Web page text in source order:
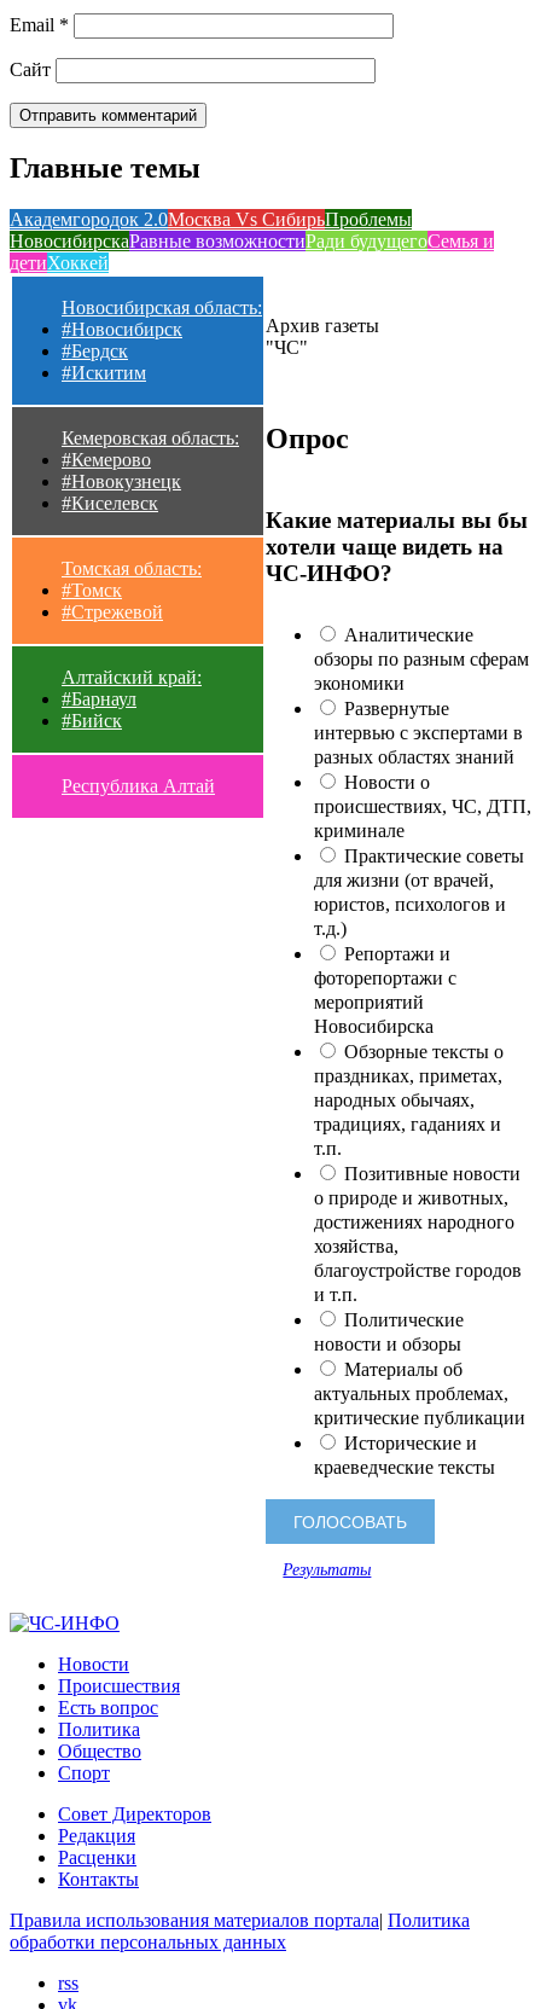
Email *
Сайт
Главные темы
Академгородок 2.0Москва Vs СибирьПроблемы
НовосибирскаРавные возможностиРади будущегоСемья и
детиХоккей
Новосибирская область:
#Новосибирск
#Бердск
#Искитим
Кемеровская область:
#Кемерово
#Новокузнецк
#Киселевск
Томская область:
#Томск
#Стрежевой
Алтайский край:
#Барнаул
#Бийск
Республика Алтай
Архив газеты
"ЧС"
Опрос
Какие материалы вы бы
хотели чаще видеть на
ЧС-ИНФО?
Аналитические
обзоры по разным сферам
экономики
Развернутые
интервью с экспертами в
разных областях знаний
Новости о
происшествиях, ЧС, ДТП,
криминале
Практические советы
для жизни (от врачей,
юристов, психологов и
т.д.)
Репортажи и
фоторепортажи с
мероприятий
Новосибирска
Обзорные тексты о
праздниках, приметах,
народных обычаях,
традициях, гаданиях и
т.п.
Позитивные новости
о природе и животных,
достижениях народного
хозяйства,
благоустройстве городов
и т.п.
Политические
новости и обзоры
Материалы об
актуальных проблемах,
критические публикации
Исторические и
краеведческие тексты
Результаты
Новости
Происшествия
Есть вопрос
Политика
Общество
Спорт
Совет Директоров
Редакция
Расценки
Контакты
Правила использования материалов портала| Политика
обработки персональных данных
rss